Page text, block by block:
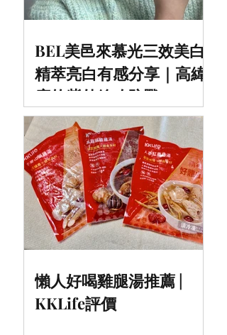
BEL美邑來慕光三效美白
精萃亮白有感分享｜高緯
度的紫外線攻防戰
懶人好喝雞腿湯推薦 |
KKLife評價